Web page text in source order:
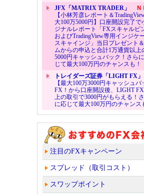
JFX「MATRIX TRADER」
Ｎ
【小林芳彦レポート＆
大100万5000円】口座開設完了で
ジナルレポート「FXスキャルピ
およびTradingView専用インジケ
スキャインジ」当日プレゼント
ムからの申込と合計1万通貨以上
5000円キャッシュバック！さら
じて最大100万円のチャンスも！
トレイダーズ証券「LIGHT FX」
【最大100万3000円キャッシュバ
FX！から口座開設後、LIGHT
上の取引で3000円がもらえる！
に応じて最大100万円のチャンス
注目のFXキャンペーン
スプレッド（取引コスト）
スワップポイント